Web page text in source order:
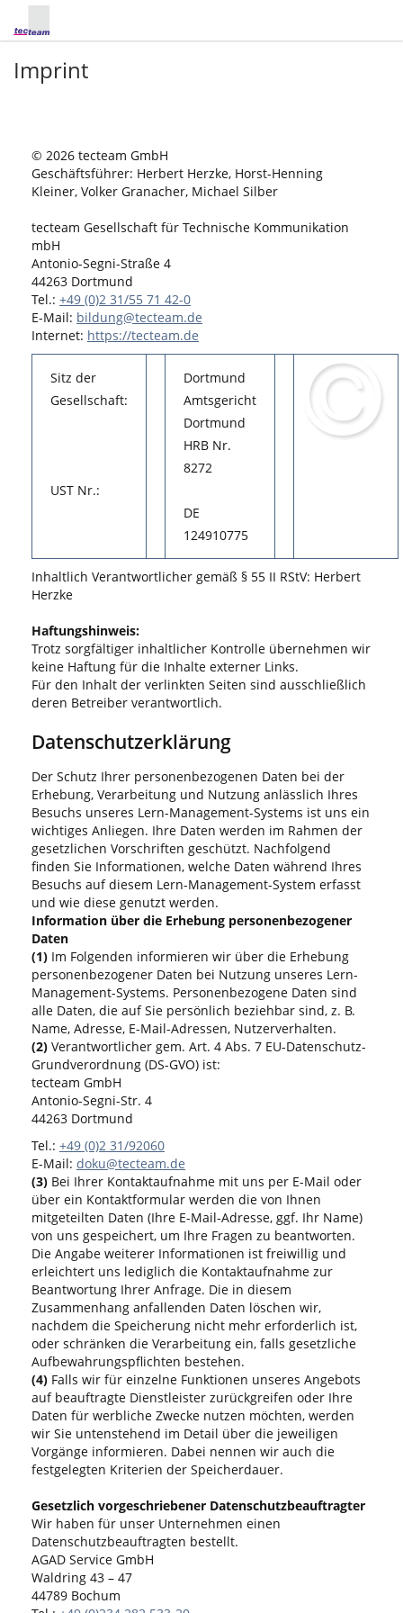
Imprint
© 2026 tecteam GmbH
Geschäftsführer: Herbert Herzke, Horst-Henning
Kleiner, Volker Granacher, Michael Silber
tecteam Gesellschaft für Technische Kommunikation
mbH
Antonio-Segni-Straße 4
44263 Dortmund
Tel.: +49 (0)2 31/55 71 42-0
E-Mail: bildung@tecteam.de
Internet: https://tecteam.de
Sitz der
Gesellschaft:
UST Nr.:
Dortmund
Amtsgericht
Dortmund
HRB Nr.
8272
DE
124910775
Inhaltlich Verantwortlicher gemäß § 55 II RStV: Herbert
Herzke
Haftungshinweis:
Trotz sorgfältiger inhaltlicher Kontrolle übernehmen wir
keine Haftung für die Inhalte externer Links.
Für den Inhalt der verlinkten Seiten sind ausschließlich
deren Betreiber verantwortlich.
Datenschutzerklärung
Der Schutz Ihrer personenbezogenen Daten bei der
Erhebung, Verarbeitung und Nutzung anlässlich Ihres
Besuchs unseres Lern-Management-Systems ist uns ein
wichtiges Anliegen. Ihre Daten werden im Rahmen der
gesetzlichen Vorschriften geschützt. Nachfolgend
finden Sie Informationen, welche Daten während Ihres
Besuchs auf diesem Lern-Management-System erfasst
und wie diese genutzt werden.
Information über die Erhebung personenbezogener
Daten
(1) Im Folgenden informieren wir über die Erhebung
personenbezogener Daten bei Nutzung unseres Lern-
Management-Systems. Personenbezogene Daten sind
alle Daten, die auf Sie persönlich beziehbar sind, z. B.
Name, Adresse, E-Mail-Adressen, Nutzerverhalten.
(2) Verantwortlicher gem. Art. 4 Abs. 7 EU-Datenschutz-
Grundverordnung (DS-GVO) ist:
tecteam GmbH
Antonio-Segni-Str. 4
44263 Dortmund
Tel.: +49 (0)2 31/92060
E-Mail: doku@tecteam.de
(3) Bei Ihrer Kontaktaufnahme mit uns per E-Mail oder
über ein Kontaktformular werden die von Ihnen
mitgeteilten Daten (Ihre E-Mail-Adresse, ggf. Ihr Name)
von uns gespeichert, um Ihre Fragen zu beantworten.
Die Angabe weiterer Informationen ist freiwillig und
erleichtert uns lediglich die Kontaktaufnahme zur
Beantwortung Ihrer Anfrage. Die in diesem
Zusammenhang anfallenden Daten löschen wir,
nachdem die Speicherung nicht mehr erforderlich ist,
oder schränken die Verarbeitung ein, falls gesetzliche
Aufbewahrungspflichten bestehen.
(4) Falls wir für einzelne Funktionen unseres Angebots
auf beauftragte Dienstleister zurückgreifen oder Ihre
Daten für werbliche Zwecke nutzen möchten, werden
wir Sie untenstehend im Detail über die jeweiligen
Vorgänge informieren. Dabei nennen wir auch die
festgelegten Kriterien der Speicherdauer.
Gesetzlich vorgeschriebener Datenschutzbeauftragter
Wir haben für unser Unternehmen einen
Datenschutzbeauftragten bestellt.
AGAD Service GmbH
Waldring 43 – 47
44789 Bochum